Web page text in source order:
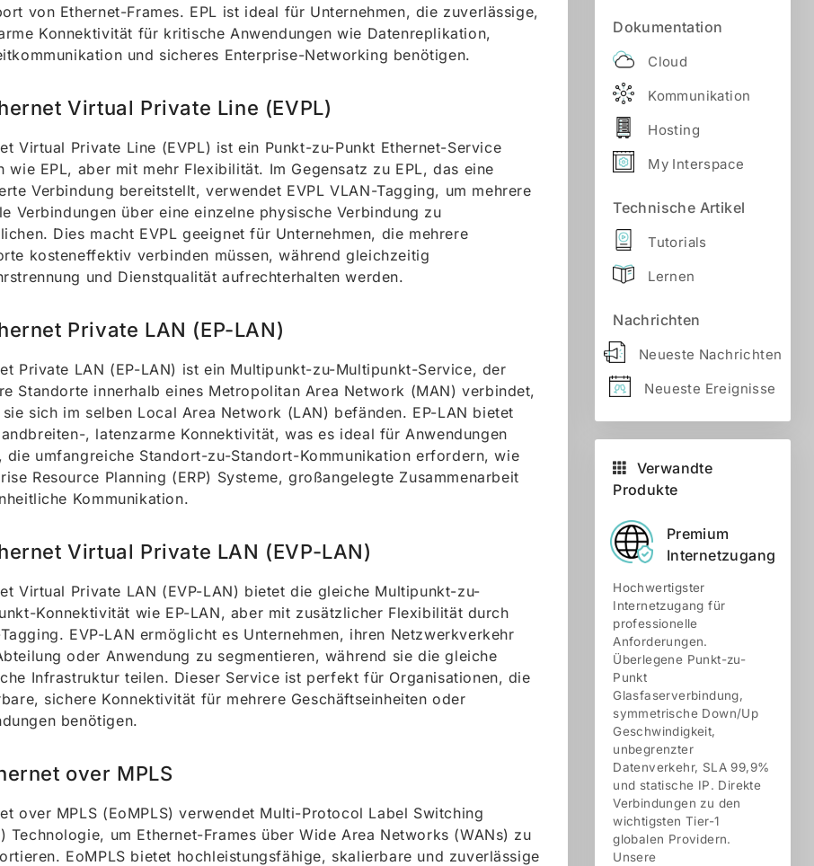
von Ethernet-Frames. EPL ist ideal für Unternehmen, die zuverlässige,
Konnektivität für kritische Anwendungen wie Datenreplikation,
und sicheres Enterprise-Networking benötigen.
Virtual Private Line (EVPL)
Virtual Private Line (EVPL) ist ein Punkt-zu-Punkt Ethernet-Service
wie EPL, aber mit mehr Flexibilität. Im Gegensatz zu EPL, das eine
Verbindung bereitstellt, verwendet EVPL VLAN-Tagging, um mehrere
Verbindungen über eine einzelne physische Verbindung zu
Dies macht EVPL geeignet für Unternehmen, die mehrere
kosteneffektiv verbinden müssen, während gleichzeitig
und Dienstqualität aufrechterhalten werden.
Private LAN (EP-LAN)
Private LAN (EP-LAN) ist ein Multipunkt-zu-Multipunkt-Service, der
Standorte innerhalb eines Metropolitan Area Network (MAN) verbindet,
sich im selben Local Area Network (LAN) befänden. EP-LAN bietet
, latenzarme Konnektivität, was es ideal für Anwendungen
die umfangreiche Standort-zu-Standort-Kommunikation erfordern, wie
Resource Planning (ERP) Systeme, großangelegte Zusammenarbeit
Kommunikation.
Virtual Private LAN (EVP-LAN)
Virtual Private LAN (EVP-LAN) bietet die gleiche Multipunkt-zu-
Konnektivität wie EP-LAN, aber mit zusätzlicher Flexibilität durch
EVP-LAN ermöglicht es Unternehmen, ihren Netzwerkverkehr
oder Anwendung zu segmentieren, während sie die gleiche
Infrastruktur teilen. Dieser Service ist perfekt für Organisationen, die
sichere Konnektivität für mehrere Geschäftseinheiten oder
benötigen.
over MPLS
over MPLS (EoMPLS) verwendet Multi-Protocol Label Switching
Technologie, um Ethernet-Frames über Wide Area Networks (WANs) zu
EoMPLS bietet hochleistungsfähige, skalierbare und zuverlässige
Dokumentation
Cloud
Kommunikation
Hosting
My Interspace
Technische Artikel
Tutorials
Lernen
Nachrichten
Neueste Nachrichten
Neueste Ereignisse
Verwandte
Produkte
Premium
Internetzugang
Hochwertigster
Internetzugang für
professionelle
Anforderungen.
Überlegene Punkt-zu-
Punkt
Glasfaserverbindung,
symmetrische Down/Up
Geschwindigkeit,
unbegrenzter
Datenverkehr, SLA 99,9%
und statische IP. Direkte
Verbindungen zu den
wichtigsten Tier-1
globalen Providern.
Unsere